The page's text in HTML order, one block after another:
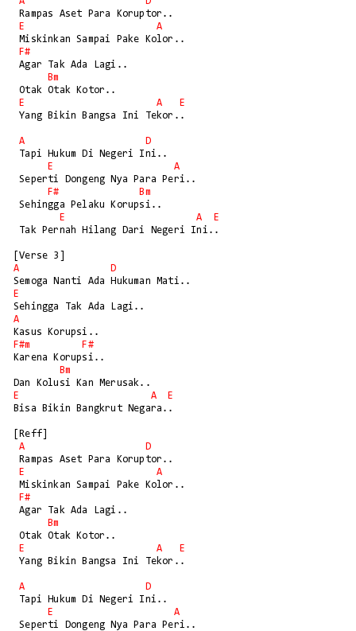
E
A
F#
Agar Tak Ada Lagi..
Bm
Otak Otak Kotor..
E
A
E
Yang Bikin Bangsa Ini Tekor..
A
D
E
A
Seperti Dongeng Nya Para Peri..
F#
Bm
Sehingga Pelaku Korupsi..
E
A
E
A
D
E
A
F#m
F#
Karena Korupsi..
Bm
E
A
E
Bisa Bikin Bangkrut Negara..
[Reff]
A
D
E
A
F#
Agar Tak Ada Lagi..
Bm
Otak Otak Kotor..
E
A
E
Yang Bikin Bangsa Ini Tekor..
A
D
E
A
Seperti Dongeng Nya Para Peri..